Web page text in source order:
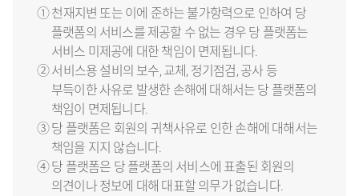
① 천재지변 또는 이에 준하는 불가항력으로 인하여 당
플랫폼의 서비스를 제공할 수 없는 경우 당 플랫폼는
서비스 미제공에 대한 책임이 면제됩니다.
② 서비스용 설비의 보수, 교체, 정기점검, 공사 등
부득이한 사유로 발생한 손해에 대해서는 당 플랫폼의
책임이 면제됩니다.
③ 당 플랫폼은 회원의 귀책사유로 인한 손해에 대해서는
책임을 지지 않습니다.
④ 당 플랫폼은 당 플랫폼의 서비스에 표출된 회원의
의견이나 정보에 대해 대표할 의무가 없습니다.